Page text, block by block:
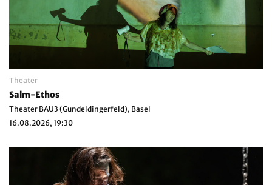
Theater
Salm-Ethos
Theater BAU3 (Gundeldingerfeld), Basel
16.08.2026, 19:30